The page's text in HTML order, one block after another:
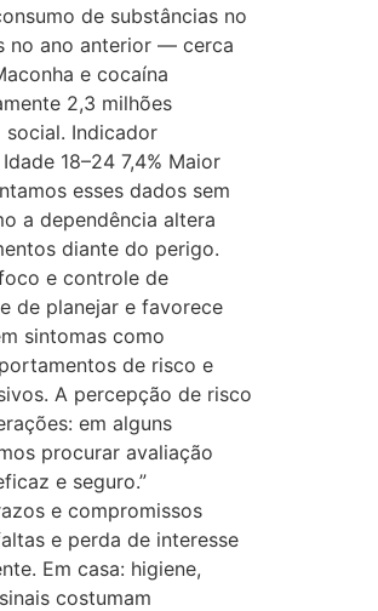
de substâncias no
no ano anterior — cerca
e cocaína
2,3 milhões
social. Indicador
18–24 7,4% Maior
esses dados sem
a dependência altera
diante do perigo.
e controle de
de planejar e favorece
sintomas como
de risco e
A percepção de risco
em alguns
procurar avaliação
e seguro.”
e compromissos
e perda de interesse
Em casa: higiene,
costumam